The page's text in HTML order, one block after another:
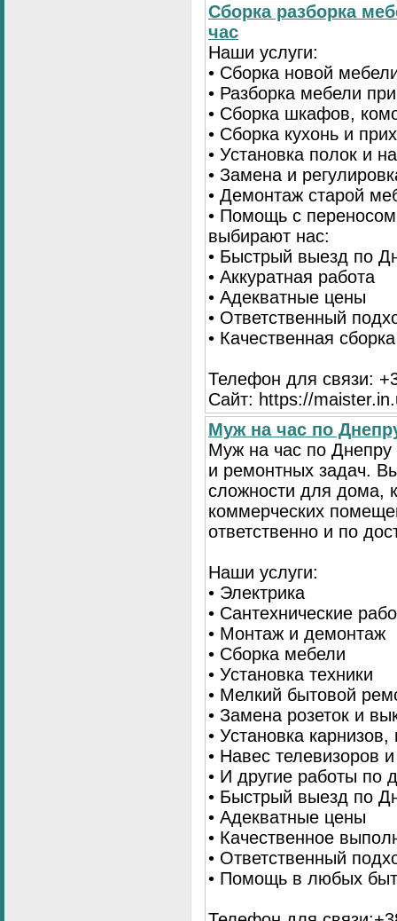
Сборка разборка
час
Наши услуги:
• Сборка новой
• Разборка мебели
• Сборка шкафов,
• Сборка кухонь и
• Установка полок и
• Замена и
• Демонтаж старой
• Помощь с
выбирают нас:
• Быстрый выезд по
• Аккуратная работа
• Адекватные цены
• Ответственный
• Качественная
Телефон для связи:
Сайт: https://
Муж на час по
Муж на час по
и ремонтных задач.
сложности для дома,
коммерческих
ответственно и по
Наши услуги:
• Электрика
• Сантехнические
• Монтаж и демонтаж
• Сборка мебели
• Установка техники
• Мелкий бытовой
• Замена розеток и
• Установка
• Навес телевизоров
• И другие работы по
• Быстрый выезд по
• Адекватные цены
• Качественное
• Ответственный
• Помощь в любых